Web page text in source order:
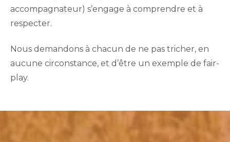
accompagnateur) s’engage à comprendre et à
respecter.
Nous demandons à chacun de ne pas tricher, en
aucune circonstance, et d’être un exemple de fair-
play.